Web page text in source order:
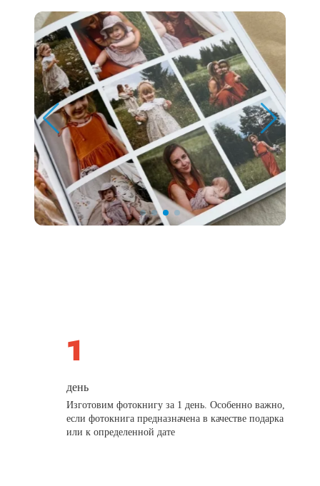
день
Изготовим фотокнигу за 1 день. Особенно важно,
если фотокнига предназначена в качестве подарка
или к определенной дате